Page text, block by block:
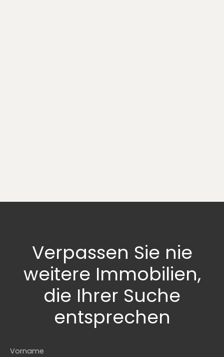
Verpassen Sie nie
weitere Immobilien,
die Ihrer Suche
entsprechen
Vorname